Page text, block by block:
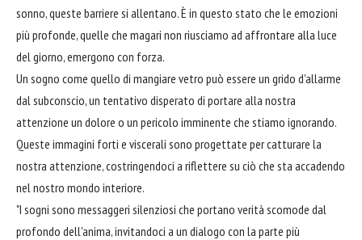
sonno, queste barriere si allentano. È in questo stato che le emozioni
più profonde, quelle che magari non riusciamo ad affrontare alla luce
del giorno, emergono con forza.
Un sogno come quello di mangiare vetro può essere un grido d'allarme
dal subconscio, un tentativo disperato di portare alla nostra
attenzione un dolore o un pericolo imminente che stiamo ignorando.
Queste immagini forti e viscerali sono progettate per catturare la
nostra attenzione, costringendoci a riflettere su ciò che sta accadendo
nel nostro mondo interiore.
"I sogni sono messaggeri silenziosi che portano verità scomode dal
profondo dell'anima, invitandoci a un dialogo con la parte più